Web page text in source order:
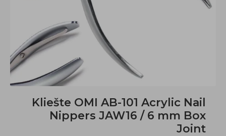
Kliešte OMI AB-101 Acrylic Nail
Nippers JAW16 / 6 mm Box
Joint